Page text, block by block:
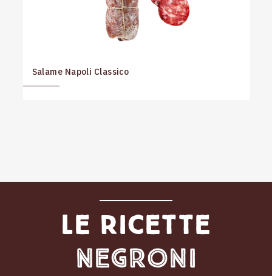
Salame Napoli Classico
Le ricette
Negroni